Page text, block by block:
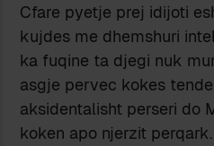
Cfare pyetje prej idijoti
kujdes me dhemshuri
ka fuqine ta djegi nuk
asgje pervec kokes
aksidentalisht perseri do
koken apo njerzit